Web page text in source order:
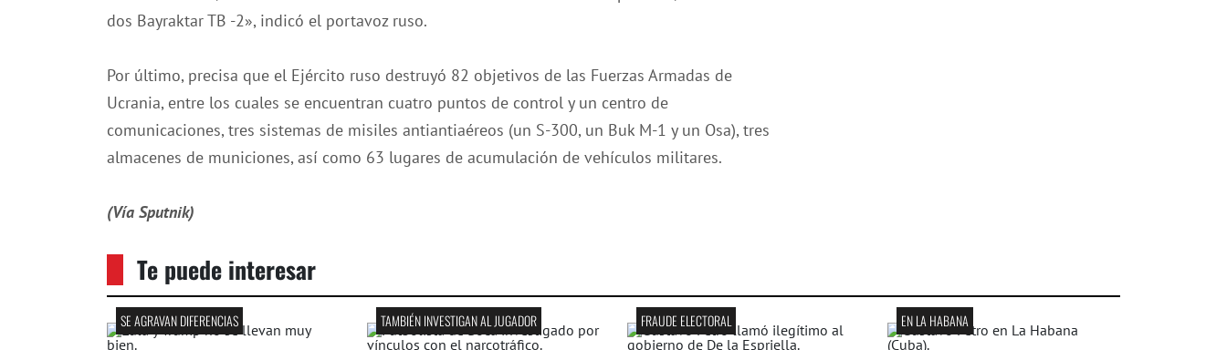
dos Bayraktar TB -2», indicó el portavoz ruso.
Por último, precisa que el Ejército ruso destruyó 82 objetivos de las Fuerzas Armadas de
Ucrania, entre los cuales se encuentran cuatro puntos de control y un centro de
comunicaciones, tres sistemas de misiles antiantiaéreos (un S-300, un Buk M-1 y un Osa), tres
almacenes de municiones, así como 63 lugares de acumulación de vehículos militares.
(Vía Sputnik)
Te puede interesar
SE AGRAVAN DIFERENCIAS TAMBIÉN INVESTIGAN AL JUGADOR FRAUDE ELECTORAL EN LA HABANA